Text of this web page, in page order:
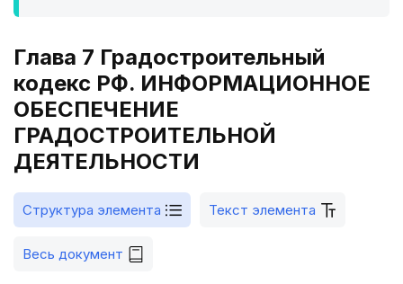
Глава 7 Градостроительный
кодекс РФ. ИНФОРМАЦИОННОЕ
ОБЕСПЕЧЕНИЕ
ГРАДОСТРОИТЕЛЬНОЙ
ДЕЯТЕЛЬНОСТИ
Структура элемента Текст элемента
Весь документ